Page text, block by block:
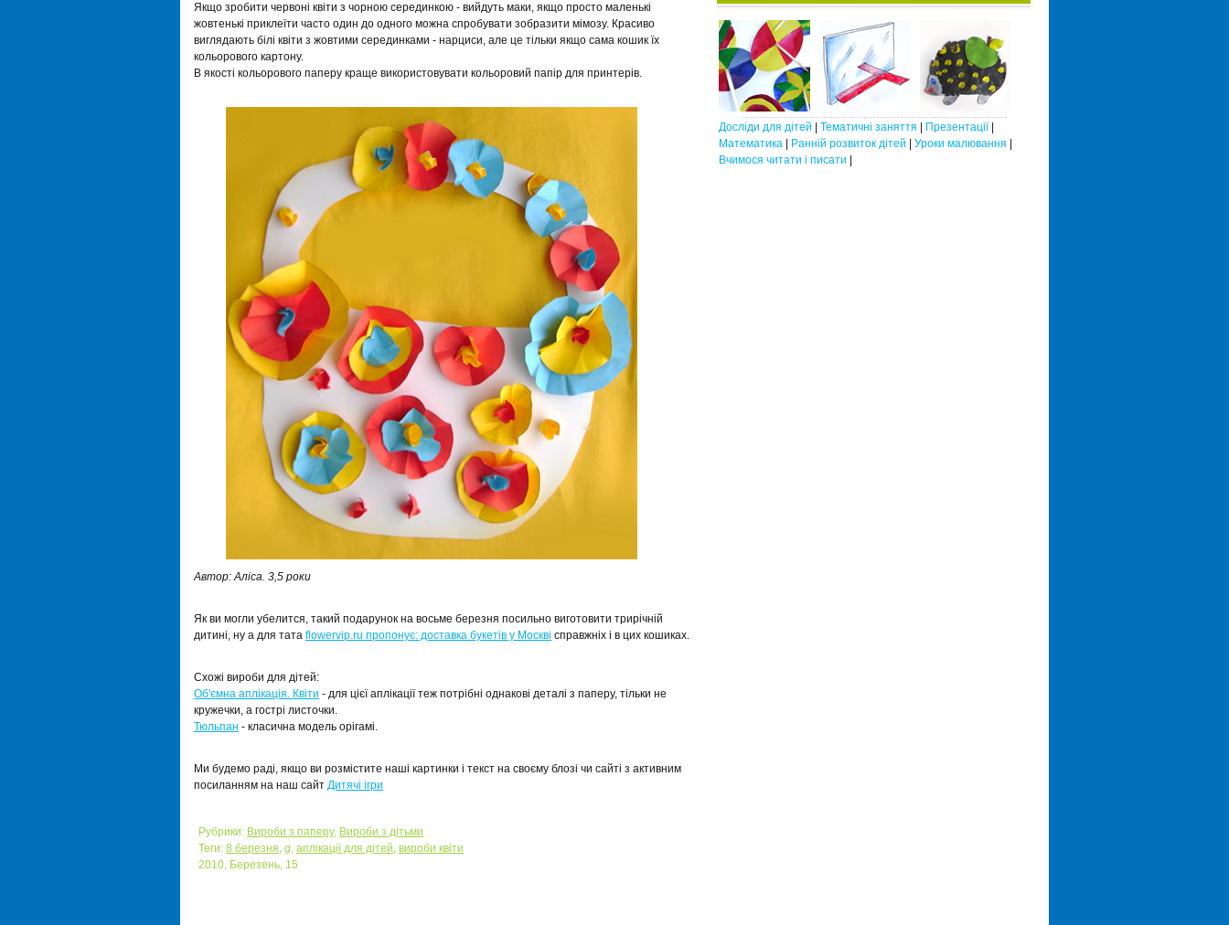
Якщо зробити червоні квіти з чорною серединкою - вийдуть маки, якщо просто маленькі
жовтенькі приклеїти часто один до одного можна спробувати зобразити мімозу. Красиво
виглядають білі квіти з жовтими серединками - нарциси, але це тільки якщо сама кошик їх
кольорового картону.
В якості кольорового паперу краще використовувати кольоровий папір для принтерів.
Автор: Аліса. 3,5 роки
Як ви могли убелится, такий подарунок на восьме березня посильно виготовити трирічній
дитині, ну а для тата flowervip.ru пропонує: доставка букетів у Москві справжніх і в цих кошиках.
Схожі вироби для дітей:
Об'ємна аплікація. Квіти - для цієї аплікації теж потрібні однакові деталі з паперу, тільки не
кружечки, а гострі листочки.
Тюльпан - класична модель орігамі.
Ми будемо раді, якщо ви розмістите наші картинки і текст на своєму блозі чи сайті з активним
посиланням на наш сайт Дитячі ігри
Рубрики: Вироби з паперу, Вироби з дітьми
Теги: 8 березня, g, аплікації для дітей, вироби квіти
2010, Березень, 15
Досліди для дітей Тематичні заняття Презентації|
Математика
Ранній розвиток дітей Уроки малювання
Вчимося читати і писати